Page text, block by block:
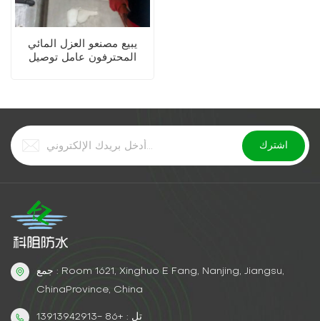
يبيع مصنعو العزل المائي
المحترفون عامل توصيل
جمع : Room 1621, Xinghuo E Fang, Nanjing, Jiangsu,
ChinaProvince, China
تل : +86 -13913942913